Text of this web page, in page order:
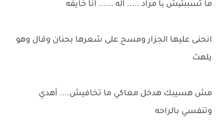
ما تسببتیش یا مراد ..... اله ...... انا خايفه
انحنى عليها الجزار ومسح على شعرها بحنان وقال وهو
يلهث
مش هسيبك هدخل معاكي ما تخافيش.... أهدي
وتنفسي بالراحه